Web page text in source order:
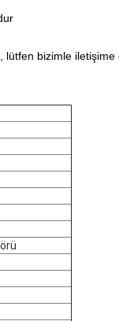
bizimle iletişime